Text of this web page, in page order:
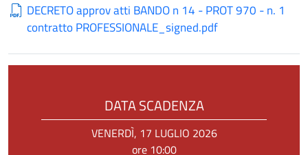
DECRETO approv atti BANDO n 14 - PROT 970 - n. 1
contratto PROFESSIONALE_signed.pdf
DATA SCADENZA
VENERDÌ, 17 LUGLIO 2026
ore 10:00